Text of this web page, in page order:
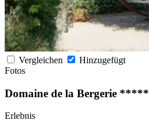
Vergleichen
Hinzugefügt
Fotos
Domaine de la Bergerie *****
Erlebnis